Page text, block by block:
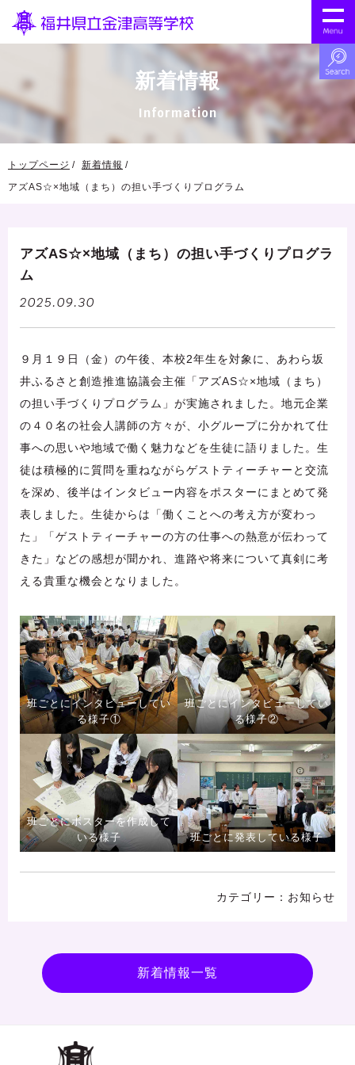
新着情報
Information
トップページ
新着情報
アズAS☆×地域（まち）の担い手づくりプログラム
アズAS☆×地域（まち）の担い手づくりプログラ
ム
2025.09.30
９月１９日（金）の午後、本校2年生を対象に、あわら坂
井ふるさと創造推進協議会主催「アズAS☆×地域（まち）
の担い手づくりプログラム」が実施されました。地元企業
の４０名の社会人講師の方々が、小グループに分かれて仕
事への思いや地域で働く魅力などを生徒に語りました。生
徒は積極的に質問を重ねながらゲストティーチャーと交流
を深め、後半はインタビュー内容をポスターにまとめて発
表しました。生徒からは「働くことへの考え方が変わっ
た」「ゲストティーチャーの方の仕事への熱意が伝わって
きた」などの感想が聞かれ、進路や将来について真剣に考
える貴重な機会となりました。
班ごとにインタビューしてい
る様子①
班ごとにインタビューしてい
る様子②
班ごとにポスターを作成して
いる様子
班ごとに発表している様子
お知らせ
新着情報一覧